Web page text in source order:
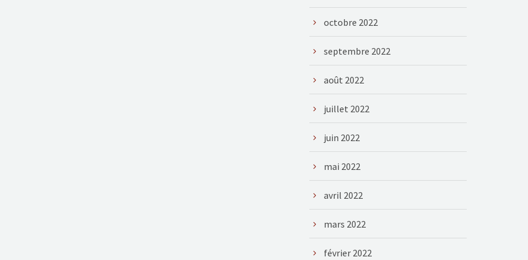
octobre 2022
septembre 2022
août 2022
juillet 2022
juin 2022
mai 2022
avril 2022
mars 2022
février 2022